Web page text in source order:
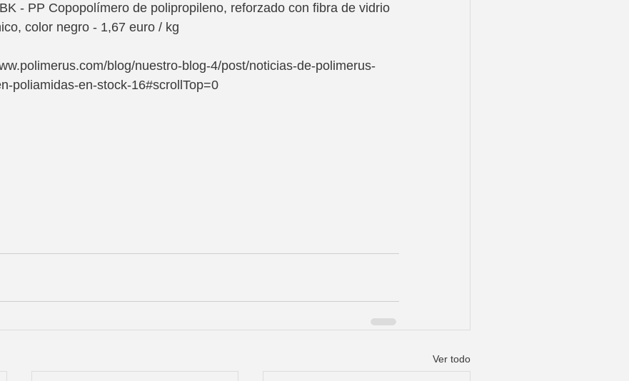
- PP Copopolímero de polipropileno, reforzado con fibra de vidrio
color negro - 1,67 euro / kg
blog/nuestro-blog-4/post/noticias-de-polimerus-
poliamidas-en-stock-16#scrollTop=0
Ver todo